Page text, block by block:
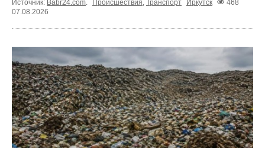
Источник: Babr24.com Происшествия Транспорт Иркутск
468
07.08.2026